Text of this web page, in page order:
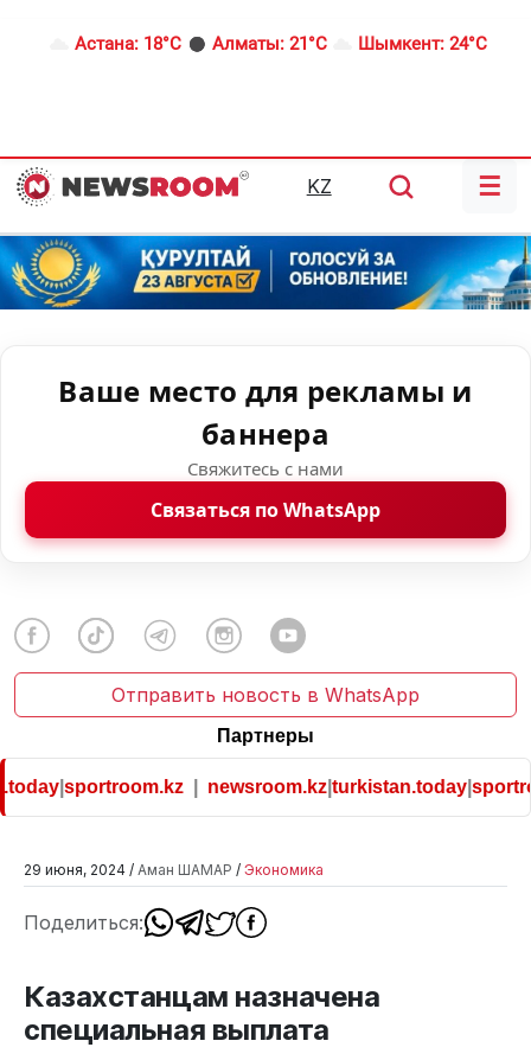
Астана: 18°C Алматы: 21°C Шымкент: 24°C
KZ ☰
Ваше место для рекламы и
баннера
Свяжитесь с нами
Связаться по WhatsApp
Отправить новость в WhatsApp
Партнеры
|sportroom.kz| newsroom.kz|turkistan.today|
29 июня, 2024 / Аман ШАМАР / Экономика
Поделиться:
Казахстанцам назначена
специальная выплата